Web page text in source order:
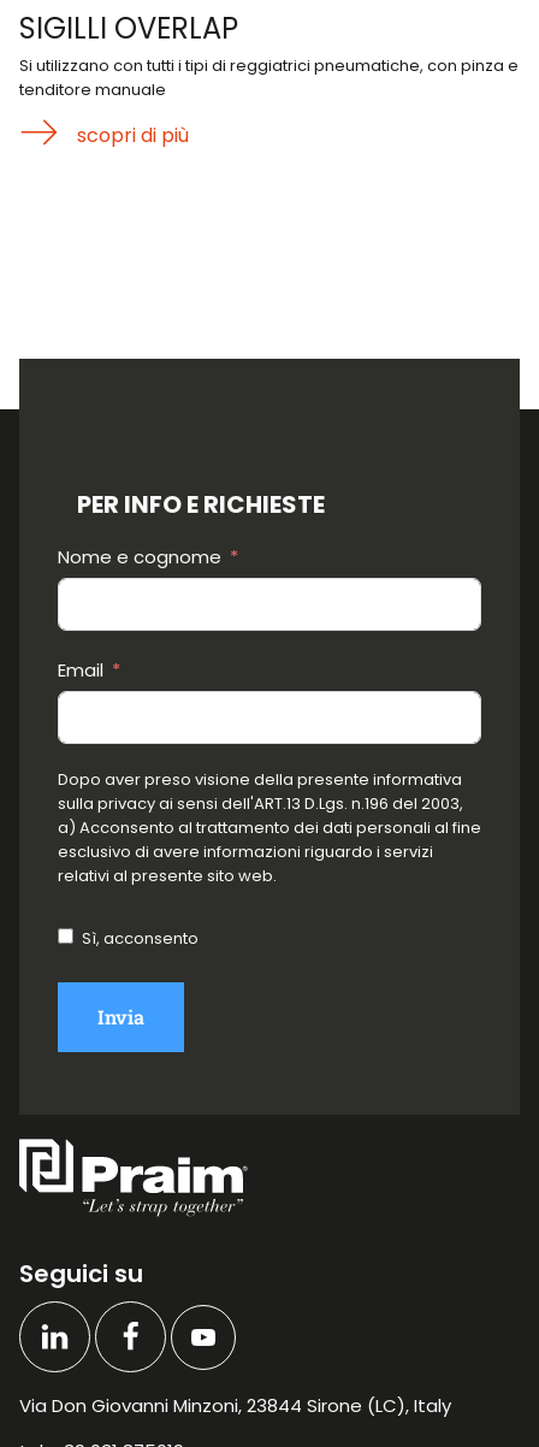
SIGILLI OVERLAP
Si utilizzano con tutti i tipi di reggiatrici pneumatiche, con pinza e
tenditore manuale
scopri di più
PER INFO E RICHIESTE
Nome e cognome
Email
Dopo aver preso visione della presente informativa
sulla privacy ai sensi dell'ART.13 D.Lgs. n.196 del 2003,
a) Acconsento al trattamento dei dati personali al fine
esclusivo di avere informazioni riguardo i servizi
relativi al presente sito web.
Sì, acconsento
Invia
Seguici su
Via Don Giovanni Minzoni, 23844 Sirone (LC), Italy